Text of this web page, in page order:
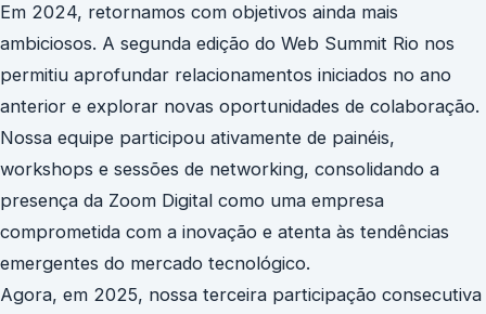
Em 2024, retornamos com objetivos ainda mais
ambiciosos. A segunda edição do Web Summit Rio nos
permitiu aprofundar relacionamentos iniciados no ano
anterior e explorar novas oportunidades de colaboração.
Nossa equipe participou ativamente de painéis,
workshops e sessões de networking, consolidando a
presença da Zoom Digital como uma empresa
comprometida com a inovação e atenta às tendências
emergentes do mercado tecnológico.
Agora, em 2025, nossa terceira participação consecutiva